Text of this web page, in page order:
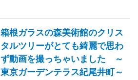
箱根ガラスの森美術館のクリス
タルツリーがとても綺麗で思わ
ず動画を撮っちゃいました ～
東京ガーデンテラス紀尾井町～